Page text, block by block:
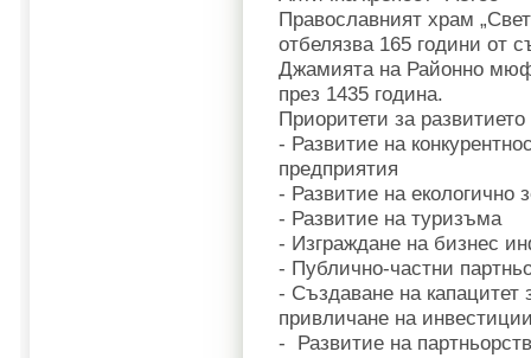
Православният храм
отбелязва 165 години от
Джамията на Районно
през 1435 година.
Приоритети за
- Развитие на
предприятия
- Развитие на екологично
- Развитие на туризъма
- Изграждане на бизнес
- Публично-частни
- Създаване на капацитет
привличане на
- Развитие на